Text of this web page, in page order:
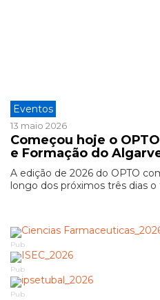
Eventos
13 maio 2026
Começou hoje o
e Formação do
A edição de 2026 do OPTO
longo dos próximos três dias
Pub
Pub
Pub